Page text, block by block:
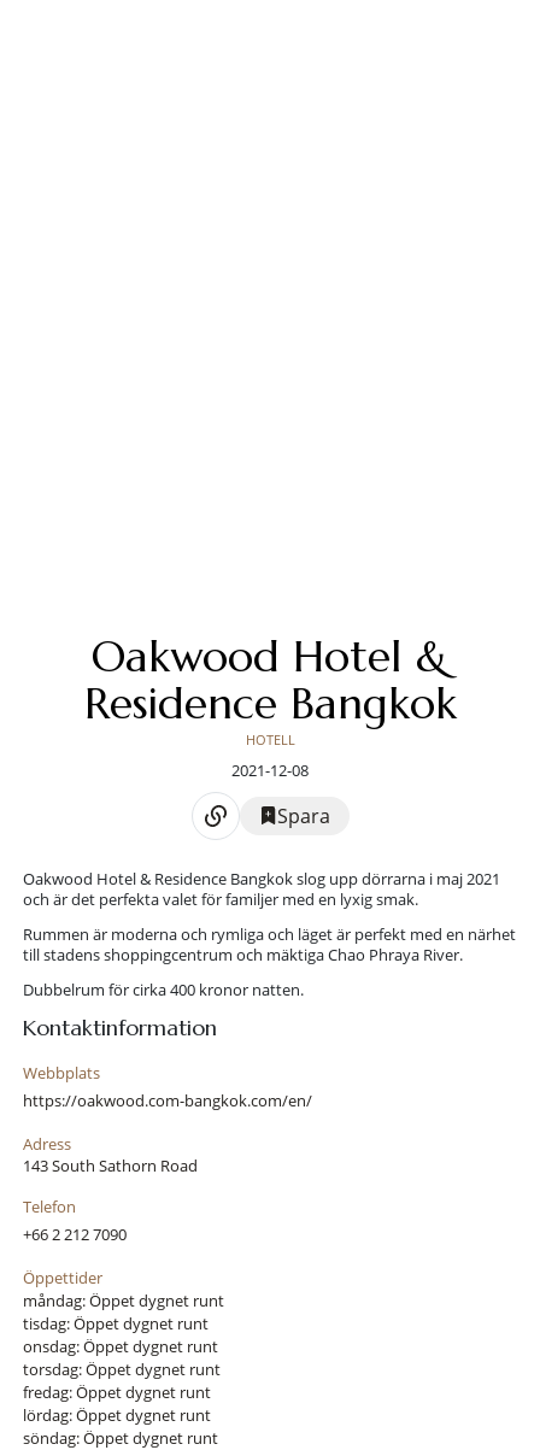
Oakwood Hotel &
Residence Bangkok
HOTELL
2021-12-08
Spara
Oakwood Hotel & Residence Bangkok slog upp dörrarna i maj 2021
och är det perfekta valet för familjer med en lyxig smak.
Rummen är moderna och rymliga och läget är perfekt med en närhet
till stadens shoppingcentrum och mäktiga Chao Phraya River.
Dubbelrum för cirka 400 kronor natten.
Kontaktinformation
Webbplats
https://oakwood.com-bangkok.com/en/
Adress
143 South Sathorn Road
Telefon
+66 2 212 7090
Öppettider
måndag: Öppet dygnet runt
tisdag: Öppet dygnet runt
onsdag: Öppet dygnet runt
torsdag: Öppet dygnet runt
fredag: Öppet dygnet runt
lördag: Öppet dygnet runt
söndag: Öppet dygnet runt